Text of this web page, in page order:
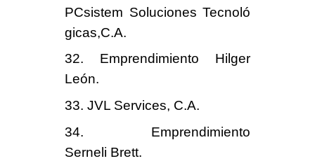
PCsistem Soluciones Tecnoló
gicas,C.A.
32. Emprendimiento Hilger
León.
33. JVL Services, C.A.
34. Emprendimiento
Serneli Brett.